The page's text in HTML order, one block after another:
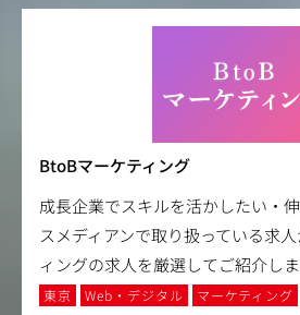
BtoBマーケティング
成長企業でスキルを活かしたい・
スメディアンで取り扱っている求
ィングの求人を厳選してご紹介しま
東京 Web・デジタル マーケティング